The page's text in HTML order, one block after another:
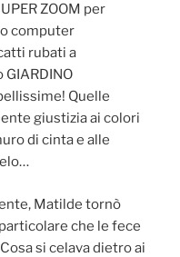
ZOOM per
computer
rubati a
Quelle
giustizia ai colori
di cinta e alle
Matilde tornò
che le fece
si celava dietro ai